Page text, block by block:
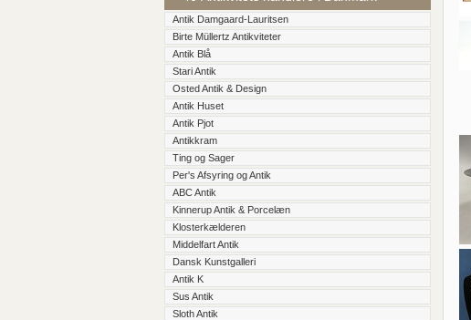
Antik Damgaard-Lauritsen
Birte Müllertz Antikviteter
Antik Blå
Stari Antik
Osted Antik & Design
Antik Huset
Antik Pjot
Antikkram
Ting og Sager
Per's Afsyring og Antik
ABC Antik
Kinnerup Antik & Porcelæn
Klosterkælderen
Middelfart Antik
Dansk Kunstgalleri
Antik K
Sus Antik
Sloth Antik